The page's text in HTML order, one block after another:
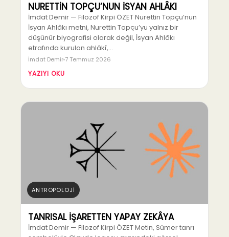
NURETTİN TOPÇU’NUN İSYAN AHLÂKI
İmdat Demir — Filozof Kirpi ÖZET Nurettin Topçu’nun
İsyan Ahlâkı metni, Nurettin Topçu’yu yalnız bir
düşünür biyografisi olarak değil, İsyan Ahlâkı
etrafında kurulan ahlâkî,…
İmdat Demir 7 Temmuz 2026
YAZIYI OKU
ANTROPOLOJİ
TANRISAL İŞARETTEN YAPAY ZEKÂYA
İmdat Demir — Filozof Kirpi ÖZET Metin, Sümer tanrı